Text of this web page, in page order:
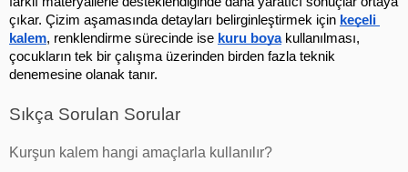
çıkar. Çizim aşamasında detayları belirginleştirmek için keçeli
kalem, renklendirme sürecinde ise kuru boya kullanılması,
çocukların tek bir çalışma üzerinden birden fazla teknik
denemesine olanak tanır.
Sıkça Sorulan Sorular
Kurşun kalem hangi amaçlarla kullanılır?